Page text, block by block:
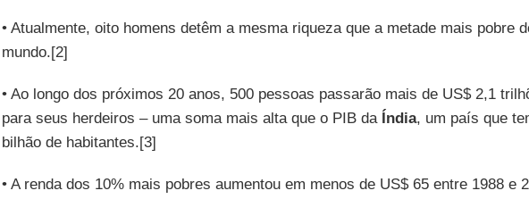
• Atualmente, oito homens detêm a mesma riqueza que a metade mais pobre
mundo.[2]
• Ao longo dos próximos 20 anos, 500 pessoas passarão mais de US$ 2,1
para seus herdeiros – uma soma mais alta que o PIB da Índia, um país que
bilhão de habitantes.[3]
• A renda dos 10% mais pobres aumentou em menos de US$ 65 entre 1988 e